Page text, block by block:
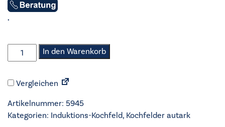
.
Electrolux
-
Kochfeld
LIV834I
Menge
In den Warenkorb
Vergleichen
Artikelnummer: 5945
Kategorien: Induktions-Kochfeld, Kochfelder autark